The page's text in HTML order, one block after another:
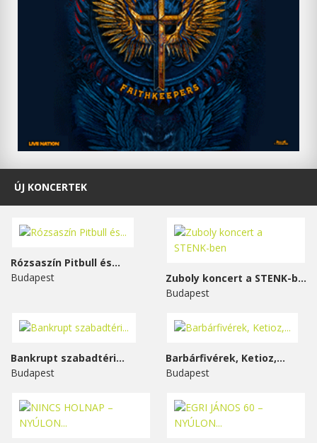
ÚJ KONCERTEK
Rózsaszín Pitbull és...
Budapest
Zuboly koncert a STENK-ben
Budapest
Bankrupt szabadtéri...
Budapest
Barbárfivérek, Ketioz,...
Budapest